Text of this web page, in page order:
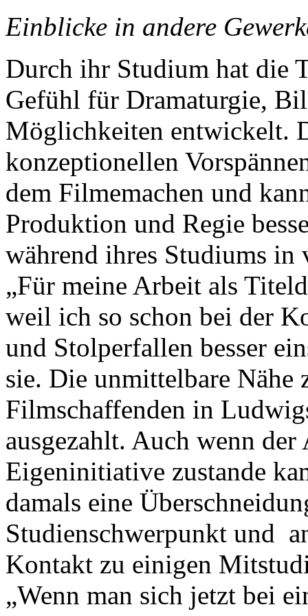
Einblicke in andere
Durch ihr Studium hat die
Gefühl für Dramaturgie,
Möglichkeiten entwickelt.
konzeptionellen
dem Filmemachen und
Produktion und Regie
während ihres Studiums
„Für meine Arbeit als
weil ich so schon bei der
und Stolperfallen besser
sie. Die unmittelbare Nähe
Filmschaffenden in
ausgezahlt. Auch wenn der
Eigeninitiative zustande
damals eine
Studienschwerpunkt und
Kontakt zu einigen
„Wenn man sich jetzt bei